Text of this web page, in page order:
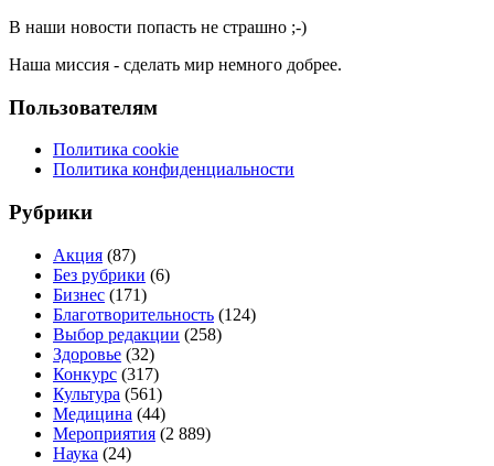
В наши новости попасть не страшно ;-)
Наша миссия - сделать мир немного добрее.
Пользователям
Политика cookie
Политика конфиденциальности
Рубрики
Акция (87)
Без рубрики (6)
Бизнес (171)
Благотворительность (124)
Выбор редакции (258)
Здоровье (32)
Конкурс (317)
Культура (561)
Медицина (44)
Мероприятия (2 889)
Наука (24)